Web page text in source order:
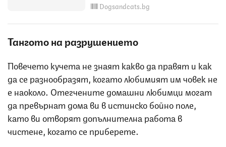
Dogsandcats.bg
Тангото на разрушението
Повечето кучета не знаят какво да правят и как
да се разнообразят, когато любимият им човек не
е наоколо. Отегчените домашни любимци могат
да превърнат дома ви в истинско бойно поле,
като ви отворят допълнителна работа в
чистене, когато се приберете.